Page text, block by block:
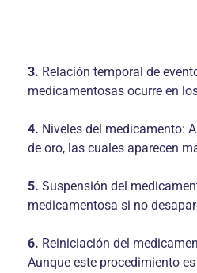
3. Relación temporal de
medicamentosas ocurre en
4. Niveles del medicamento:
de oro, las cuales aparecen
5. Suspensión del
medicamentosa si no
6. Reiniciación del
Aunque este procedimiento